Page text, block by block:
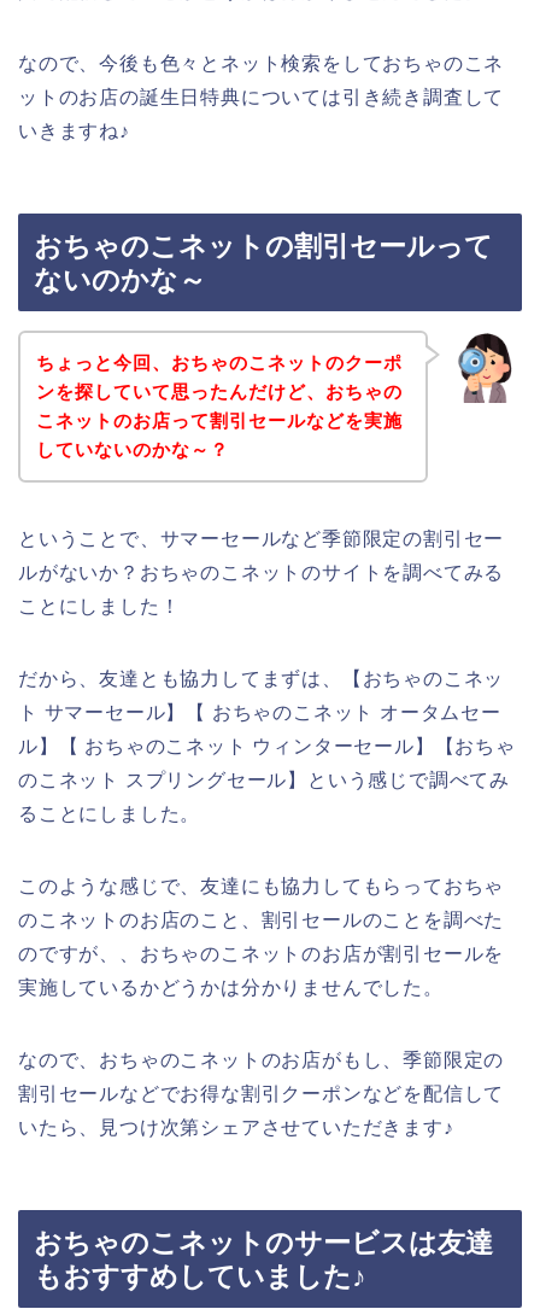
なので、今後も色々とネット検索をしておちゃのこネ
ットのお店の誕生日特典については引き続き調査して
いきますね♪
おちゃのこネットの割引セールって
ないのかな～
ちょっと今回、おちゃのこネットのクーポ
ンを探していて思ったんだけど、おちゃの
こネットのお店って割引セールなどを実施
していないのかな～？
ということで、サマーセールなど季節限定の割引セー
ルがないか？おちゃのこネットのサイトを調べてみる
ことにしました！
だから、友達とも協力してまずは、【おちゃのこネッ
ト サマーセール】【 おちゃのこネット オータムセー
ル】【 おちゃのこネット ウィンターセール】【おちゃ
のこネット スプリングセール】という感じで調べてみ
ることにしました。
このような感じで、友達にも協力してもらっておちゃ
のこネットのお店のこと、割引セールのことを調べた
のですが、、おちゃのこネットのお店が割引セールを
実施しているかどうかは分かりませんでした。
なので、おちゃのこネットのお店がもし、季節限定の
割引セールなどでお得な割引クーポンなどを配信して
いたら、見つけ次第シェアさせていただきます♪
おちゃのこネットのサービスは友達
もおすすめしていました♪